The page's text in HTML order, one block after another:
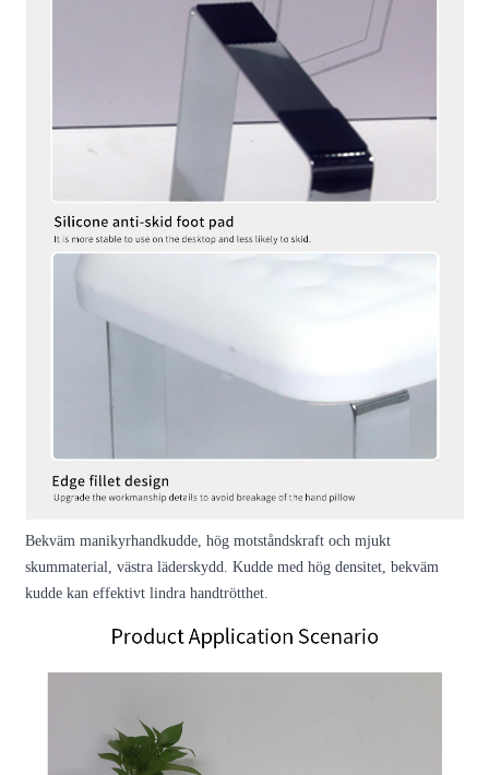
Bekväm manikyrhandkudde, hög motståndskraft och mjukt
skummaterial, västra läderskydd. Kudde med hög densitet, bekväm
kudde kan effektivt lindra handtrötthet.